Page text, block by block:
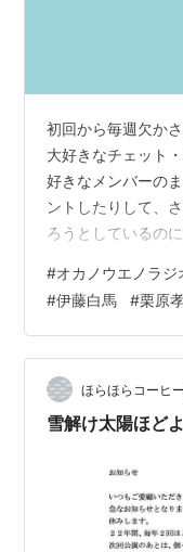
初回から毎週欠か
大好きなチェット
好きなメンバーの
ントしたりして、
ろうとしているの
ありがとうござい
樹 伊藤白馬 森尾舞
おめでとうござい
カノウエノラジオ
とがいろんな場所
週月曜の夜に配信
#オカノウエノラジ
#伊藤白馬 #栗原
ほらほらコーヒ
雪解け太陽ほど